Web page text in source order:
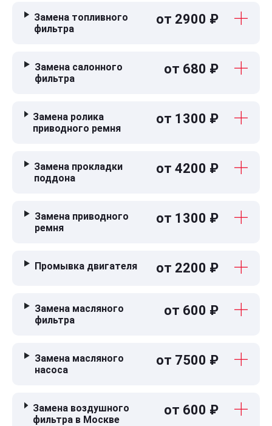
Замена топливного
фильтра
от 2900 ₽
Замена салонного
фильтра
от 680 ₽
Замена ролика
приводного ремня
от 1300 ₽
Замена прокладки
поддона
от 4200 ₽
Замена приводного
ремня
от 1300 ₽
Промывка двигателя от 2200 ₽
Замена масляного
фильтра
от 600 ₽
Замена масляного
насоса
от 7500 ₽
Замена воздушного
фильтра в Москве
от 600 ₽